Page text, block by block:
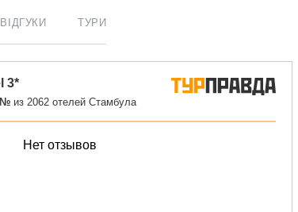
ВІДГУКИ ТУРИ